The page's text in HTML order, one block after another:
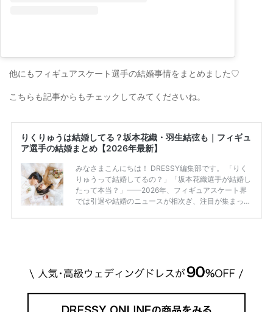
他にもフィギュアスケート選手の結婚事情をまとめました♡
こちらも記事からもチェックしてみてくださいね。